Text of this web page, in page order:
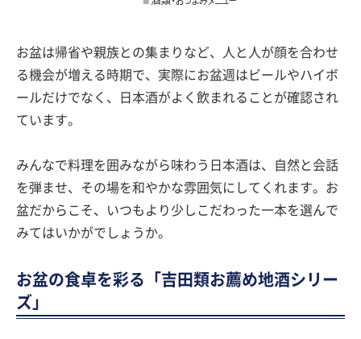
お盆は帰省や親族との集まりなど、人と人が顔を合わせ
る機会が増える時期で、実際にお盆週はビールやハイボ
ールだけでなく、日本酒がよく飲まれることが確認され
ています。
みんなで料理を囲みながら味わう日本酒は、自然と会話
を弾ませ、その場を和やかな雰囲気にしてくれます。お
盆だからこそ、いつもより少しこだわった一本を選んで
みてはいかがでしょうか。
お盆の食卓を彩る「吉田類お薦め地酒シリー
ズ」